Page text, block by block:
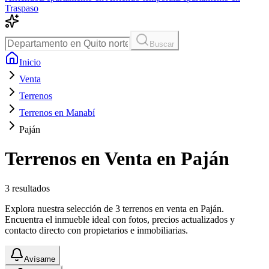
Traspaso
Buscar
Inicio
Venta
Terrenos
Terrenos en Manabí
Paján
Terrenos en Venta en Paján
3 resultados
Explora nuestra selección de 3 terrenos en venta en Paján.
Encuentra el inmueble ideal con fotos, precios actualizados y
contacto directo con propietarios e inmobiliarias.
Avísame